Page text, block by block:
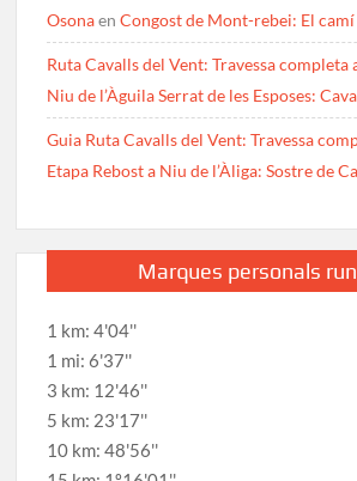
OsonaenCongost de Mont-rebei: El
Ruta Cavalls del Vent: Travessa completa
Niu de l’Àguila Serrat de les Esposes:
Guia Ruta Cavalls del Vent: Travessa
Etapa Rebost a Niu de l’Àliga: Sostre de
Marques personals
1 km: 4'04''
1 mi: 6'37''
3 km: 12'46''
5 km: 23'17''
10 km: 48'56''